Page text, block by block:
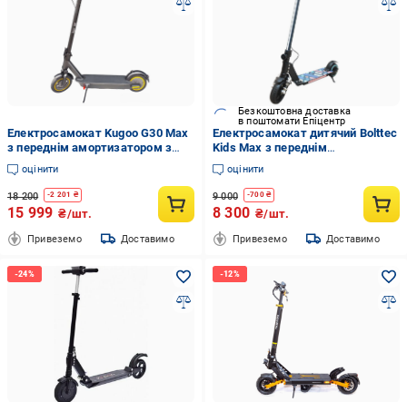
Електросамокат Kugoo G30 Max
з переднім амортизатором з
надувними колесами 600W 15Ah
Чорний
оцінити
18 200 -2 201 ₴
15 999 ₴/шт.
Привеземо Доставимо
Безкоштовна доставка
в поштомати Епіцентр
Електросамокат дитячий Bolttec
Kids Max з переднім
амортизатором Чорний
(26359236)
оцінити
9 000 -700₴
8 300 ₴/шт.
Привеземо Доставимо